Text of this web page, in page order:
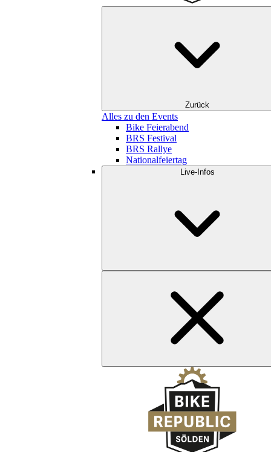
Zurück
Alles zu den Events
Bike Feierabend
BRS Festival
BRS Rallye
Nationalfeiertag
Live-Infos